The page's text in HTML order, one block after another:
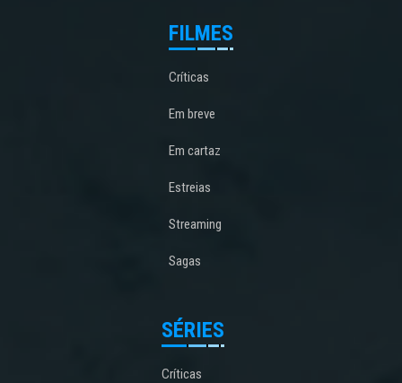
FILMES
Críticas
Em breve
Em cartaz
Estreias
Streaming
Sagas
SÉRIES
Críticas